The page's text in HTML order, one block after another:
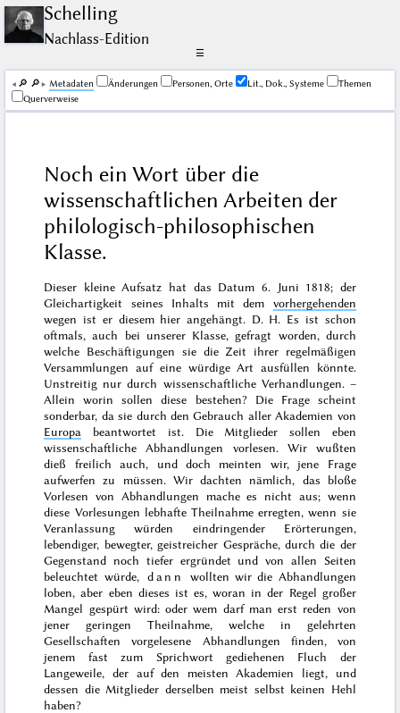
Schelling
Nachlass-Edition
☰
🔎︎ 🔎︎ Me­ta­da­ten Änderungen Personen, Orte Lit., Dok., Systeme
Themen
Querverweise
Noch ein Wort über die
wissenschaftlichen Arbeiten der
philologisch-philosophischen
Klasse.
Dieser kleine Aufsatz hat das Datum 6. Juni 1818; der
Gleichartigkeit seines Inhalts mit dem vorhergehenden
wegen ist er diesem hier angehängt. D. H. Es ist schon
oftmals, auch bei unserer Klasse, gefragt worden, durch
welche Beschäftigungen sie die Zeit ihrer regelmäßigen
Versammlungen auf eine würdige Art ausfüllen könnte.
Unstreitig nur durch wissenschaftliche Verhandlungen. –
Allein worin sollen diese bestehen? Die Frage scheint
sonderbar, da sie durch den Gebrauch aller Akademien von
Europa beantwortet ist. Die Mitglieder sollen eben
wissenschaftliche Abhandlungen vorlesen. Wir wußten
dieß freilich auch, und doch meinten wir, jene Frage
aufwerfen zu müssen. Wir dachten nämlich, das bloße
Vorlesen von Abhandlungen mache es nicht aus; wenn
diese Vorlesungen lebhafte Theilnahme erregten, wenn sie
Veranlassung würden eindringender Erörterungen,
lebendiger, bewegter, geistreicher Gespräche, durch die der
Gegenstand noch tiefer ergründet und von allen Seiten
beleuchtet würde,
dann
wollten wir die Abhandlungen
loben, aber eben dieses ist es, woran in der Regel großer
Mangel gespürt wird: oder wem darf man erst reden von
jener geringen Theilnahme, welche in gelehrten
Gesellschaften vorgelesene Abhandlungen finden, von
jenem fast zum Sprichwort gediehenen Fluch der
Langeweile, der auf den meisten Akademien liegt, und
dessen die Mitglieder derselben meist selbst keinen Hehl
haben?